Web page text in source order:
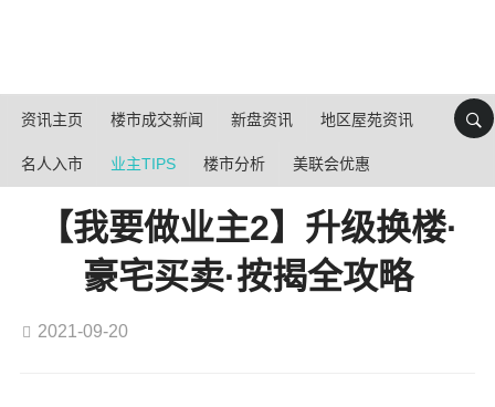
资讯主页 楼市成交新闻 新盘资讯 地区屋苑资讯
名人入市 业主TIPS 楼市分析 美联会优惠
【我要做业主2】升级换楼·
豪宅买卖·按揭全攻略
2021-09-20